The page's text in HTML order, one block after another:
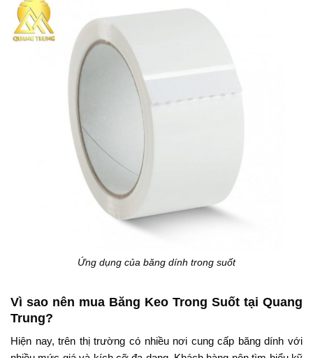
Ứng dụng của băng dính trong suốt
Vì sao nên mua Băng Keo Trong Suốt tại Quang
Trung?
Hiện nay, trên thị trường có nhiều nơi cung cấp băng dính với